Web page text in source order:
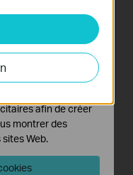
d'analyser vos
et ajuster les
afin de créer
montrer des
Web.